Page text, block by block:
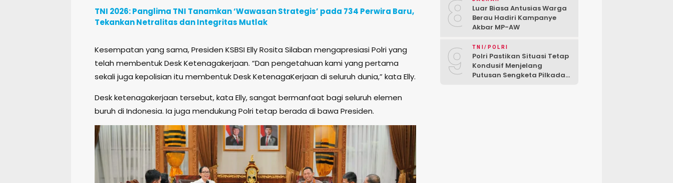
TNI 2026: Panglima TNI Tanamkan ‘Wawasan Strategis’ pada 734 Perwira Baru,
Tekankan Netralitas dan Integritas Mutlak
Kesempatan yang sama, Presiden KSBSI Elly Rosita Silaban mengapresiasi Polri yang
telah membentuk Desk Ketenagakerjaan. “Dan pengetahuan kami yang pertama
sekali juga kepolisian itu membentuk Desk KetenagaKerjaan di seluruh dunia,” kata Elly.
Desk ketenagakerjaan tersebut, kata Elly, sangat bermanfaat bagi seluruh elemen
buruh di Indonesia. Ia juga mendukung Polri tetap berada di bawa Presiden.
8
Luar Biasa Antusias Warga
Berau Hadiri Kampanye
Akbar MP-AW
9 TNI/POLRI
Polri Pastikan Situasi Tetap
Kondusif Menjelang
Putusan Sengketa Pilkada